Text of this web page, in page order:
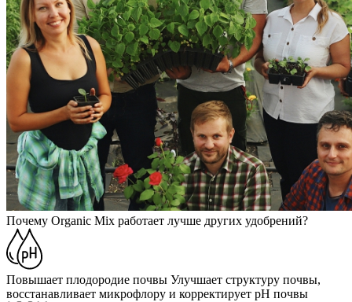
Почему Organic Mix работает лучше других удобрений?
Повышает плодородие почвы Улучшает структуру почвы,
восстанавливает микрофлору и корректирует pH почвы